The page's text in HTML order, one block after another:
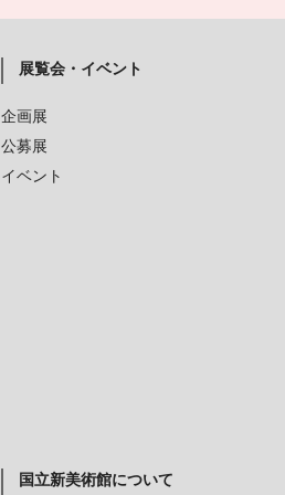
展覧会・イベント
企画展
公募展
イベント
国立新美術館について